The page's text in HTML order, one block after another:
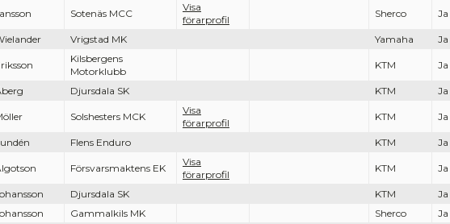
Sotenäs MCC
Visa
förarprofil
Sherco Ja
Vrigstad MK Yamaha Ja
Kilsbergens
Motorklubb
KTM Ja
Djursdala SK KTM Ja
Solshesters MCK
Visa
förarprofil
KTM Ja
Flens Enduro KTM Ja
Försvarsmaktens EK
Visa
förarprofil
KTM Ja
Djursdala SK KTM
Ja
Gammalkils MK Sherco
Ja